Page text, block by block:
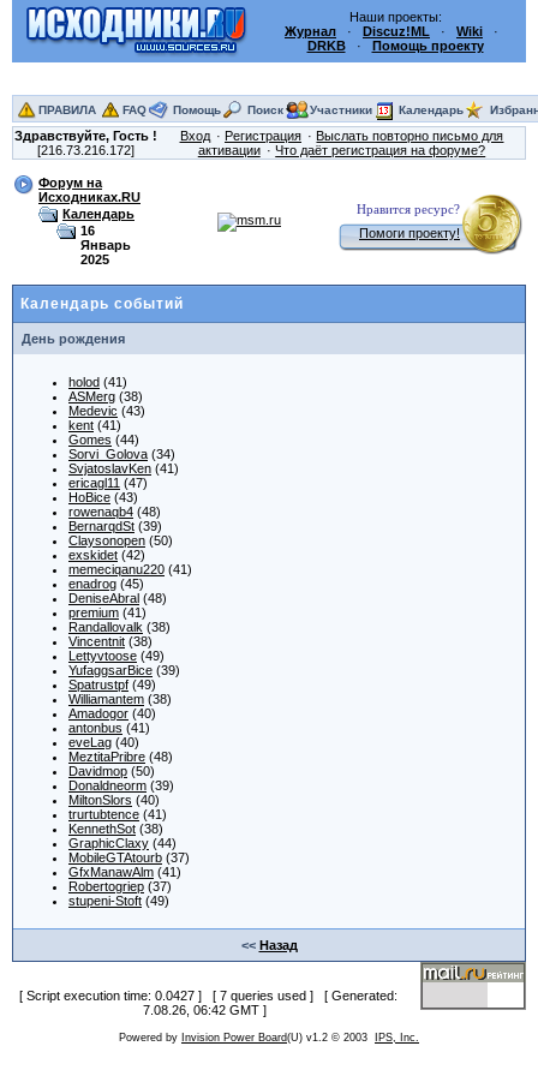
Наши проекты:
Журнал · Discuz!ML · Wiki ·
DRKB· Помощь проекту
ПРАВИЛА FAQ Помощь Поиск Участники Календарь
Здравствуйте, Гость !
[216.73.216.172]
Вход Регистрация
Выслать повторно письмо для
активации
Что даёт регистрация на форуме?
Форум на
Исходниках.RU
Календарь
16
Январь
2025
Нравится ресурс?
Помоги проекту!
Календарь событий
День рождения
holod (41)
ASMerg (38)
Medevic (43)
kent (41)
Gomes (44)
Sorvi_Golova (34)
SvjatoslavKen (41)
ericagl11 (47)
HoBice (43)
rowenaqb4 (48)
BernarqdSt (39)
Claysonopen (50)
exskidet (42)
memeciqanu220 (41)
enadrog (45)
DeniseAbral (48)
premium (41)
Randallovalk (38)
Vincentnit (38)
Lettyvtoose (49)
YufaggsarBice (39)
Spatrustpf (49)
Williamantem (38)
Amadogor (40)
antonbus (41)
eveLag (40)
MeztitaPribre (48)
Davidmop (50)
Donaldneorm (39)
MiltonSlors (40)
trurtubtence (41)
KennethSot (38)
GraphicClaxy (44)
MobileGTAtourb (37)
GfxManawAlm (41)
Robertogriep (37)
stupeni-Stoft (49)
<< Назад
[ Script execution time: 0.0427 ] [ 7 queries used ] [ Generated:
7.08.26, 06:42 GMT ]
Powered by Invision Power Board(U) v1.2 © 2003 IPS, Inc.